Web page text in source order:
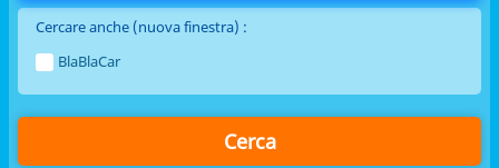
Cercare anche (nuova finestra) :
BlaBlaCar
Cerca